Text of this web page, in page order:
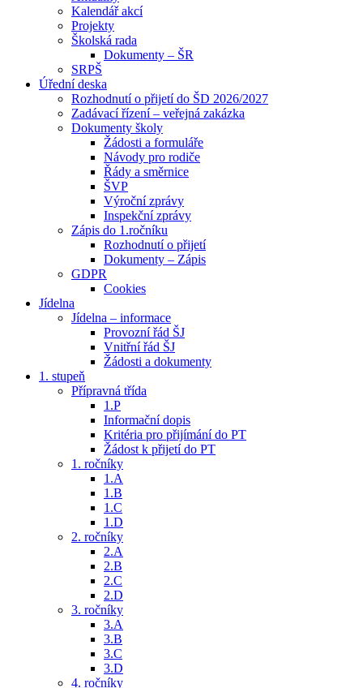
Kalendář akcí
Projekty
Školská rada
Dokumenty – ŠR
SRPŠ
Úřední deska
Rozhodnutí o přijetí do ŠD 2026/2027
Zadávací řízení – veřejná zakázka
Dokumenty školy
Žádosti a formuláře
Návody pro rodiče
Řády a směrnice
ŠVP
Výroční zprávy
Inspekční zprávy
Zápis do 1.ročníku
Rozhodnutí o přijetí
Dokumenty – Zápis
GDPR
Cookies
Jídelna
Jídelna – informace
Provozní řád ŠJ
Vnitřní řád ŠJ
Žádosti a dokumenty
1. stupeň
Přípravná třída
1.P
Informační dopis
Kritéria pro přijímání do PT
Žádost k přijetí do PT
1. ročníky
1.A
1.B
1.C
1.D
2. ročníky
2.A
2.B
2.C
2.D
3. ročníky
3.A
3.B
3.C
3.D
4. ročníky